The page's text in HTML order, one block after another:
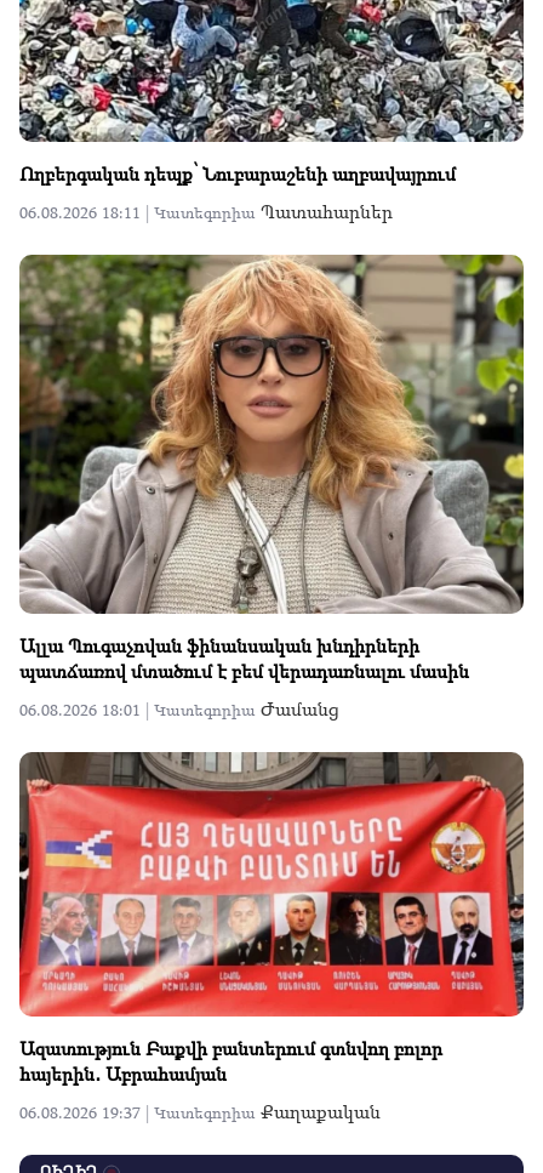
Ողբերգական դեպք՝ Նուբարաշենի աղբավայրում
06.08.2026 18:11 | Կատեգորիա Պատահարներ
Ալլա Պուգաչովան ֆինանսական խնդիրների
պատճառով մտածում է բեմ վերադառնալու մասին
06.08.2026 18:01 | Կատեգորիա Ժամանց
Ազատություն Բաքվի բանտերում գտնվող բոլոր
հայերին․ Աբրահամյան
06.08.2026 19:37 | Կատեգորիա Քաղաքական